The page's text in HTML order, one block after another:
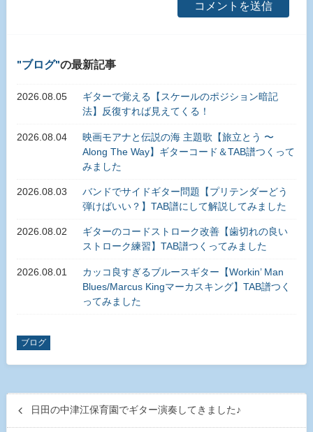
ブログ の最新記事
2026.08.05
ギターで覚える【スケールのポジション暗記
法】反復すれば見えてくる！
2026.08.04
映画モアナと伝説の海 主題歌【旅立とう 〜
Along The Way】ギターコード＆TAB譜つくって
みました
2026.08.03
バンドでサイドギター問題【プリテンダーどう
弾けばいい？】TAB譜にして解説してみました
2026.08.02
ギターのコードストローク改善【歯切れの良い
ストローク練習】TAB譜つくってみました
2026.08.01
カッコ良すぎるブルースギター【Workin’ Man
Blues/Marcus Kingマーカスキング】TAB譜つく
ってみました
ブログ
日田の中津江保育園でギター演奏してきました♪